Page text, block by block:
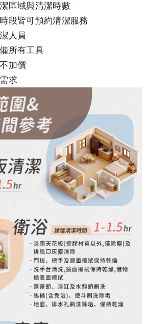
區域與清潔時數
段皆可預約清潔服務
人員
所有工具
加價
求